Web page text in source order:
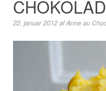
22. januar 2012 afAnne au